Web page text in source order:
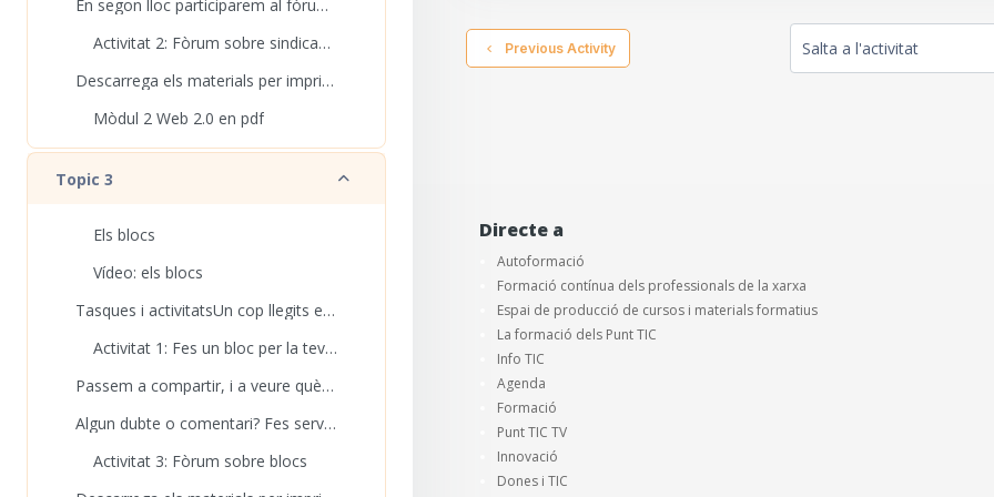
En segon lloc participarem al fòrum comentant que ...
Activitat 2: Fòrum sobre sindicació
Descarrega els materials per imprimir Aquí pots d...
Mòdul 2 Web 2.0 en pdf
Topic 3 Redueix
Els blocs
Vídeo: els blocs
Tasques i activitatsUn cop llegits els materials...
Activitat 1: Fes un bloc per la teva biblioteca amb Blogger
Passem a compartir, i a veure què han fet els com...
Algun dubte o comentari? Fes servir el fòrum!
Activitat 3: Fòrum sobre blocs
  Previous Activity
Salta a l'activitat
Directe a
Autoformació
Formació contínua dels professionals de la xarxa
Espai de producció de cursos i materials formatius
La formació dels Punt TIC
Info TIC
Agenda
Formació
Punt TIC TV
Innovació
Dones i TIC